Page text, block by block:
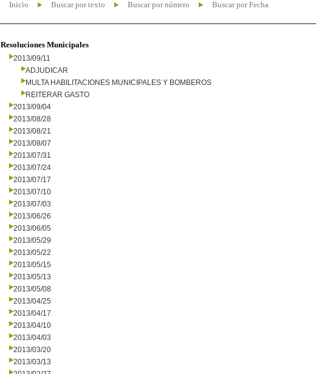
Inicio Buscar por texto Buscar por número Buscar por Fecha
Resoluciones Municipales
2013/09/11
ADJUDICAR
MULTA HABILITACIONES MUNICIPALES Y BOMBEROS
REITERAR GASTO
2013/09/04
2013/08/28
2013/08/21
2013/08/07
2013/07/31
2013/07/24
2013/07/17
2013/07/10
2013/07/03
2013/06/26
2013/06/05
2013/05/29
2013/05/22
2013/05/15
2013/05/13
2013/05/08
2013/04/25
2013/04/17
2013/04/10
2013/04/03
2013/03/20
2013/03/13